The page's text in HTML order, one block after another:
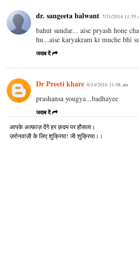
dr. sangeeta balwant 7/31/2014 11:55
bahut sundar... aise pryash hone
hu...aise karyakram ki muche bhi
जवाब दें
Dr Preeti khare 8/14/2016 11:08 am
prashansa yougya...badhayee
जवाब दें
आपके अल्‍फ़ाज़ देंगे हर क़दम पर हौसला।
ज़र्रानवाज़ी के लिए शुक्रिया! जी शुक्रिया।।